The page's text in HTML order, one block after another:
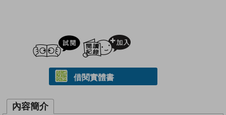
試閲
借閱實體書
內容簡介